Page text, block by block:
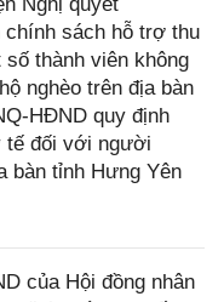
Nghị quyết
chính sách hỗ trợ thu
thành viên không
nghèo trên địa bàn
HĐND quy định
tế đối với người
bàn tỉnh Hưng Yên
của Hội đồng nhân